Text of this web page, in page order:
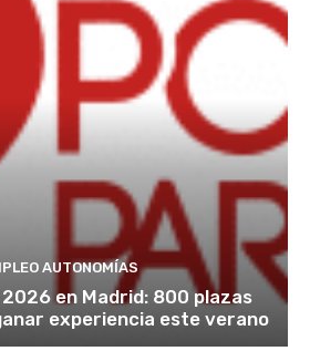
AUTONOMÍAS
en Madrid: 800 plazas
experiencia este verano